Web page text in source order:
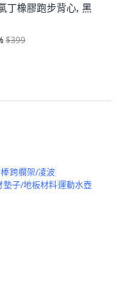
丁橡膠跑步背心, 黑
$399
跨欄架/凌波
墊子/地板材料運動水壺